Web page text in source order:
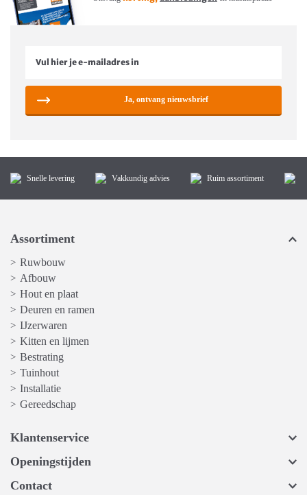
Ja, ontvang nieuwsbrief
Snelle levering Vakkundig advies Ruim assortiment
Assortiment
> Ruwbouw
> Afbouw
> Hout en plaat
> Deuren en ramen
> IJzerwaren
> Kitten en lijmen
> Bestrating
> Tuinhout
> Installatie
> Gereedschap
Klantenservice
Openingstijden
Contact